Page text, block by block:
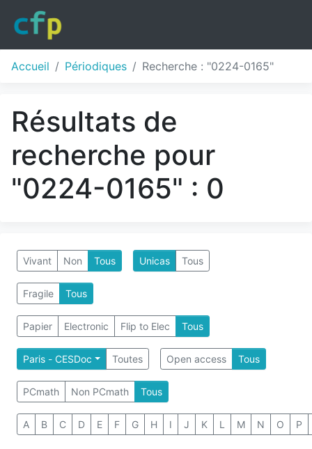
Accueil Périodiques Recherche : "0224-0165"
Résultats de
recherche pour
"0224-0165" : 0
Vivant Non Tous Unicas Tous
Fragile Tous
Papier Electronic Flip to Elec Tous
Paris - CESDoc Toutes Open access Tous
PCmath Non PCmath Tous
A B C D E F G H I J K L M N O P